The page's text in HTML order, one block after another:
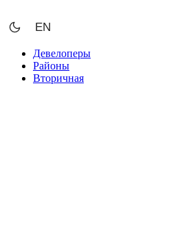
к
содержимому
EN
Девелоперы
Районы
Вторичная